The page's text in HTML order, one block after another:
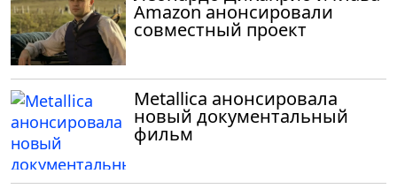
Amazon анонсировали
совместный проект
Metallica анонсировала
новый документальный
фильм